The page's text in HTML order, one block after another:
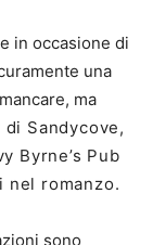
in occasione di
una
ma
Sandycove,
Byrne’s Pub
romanzo.
sono